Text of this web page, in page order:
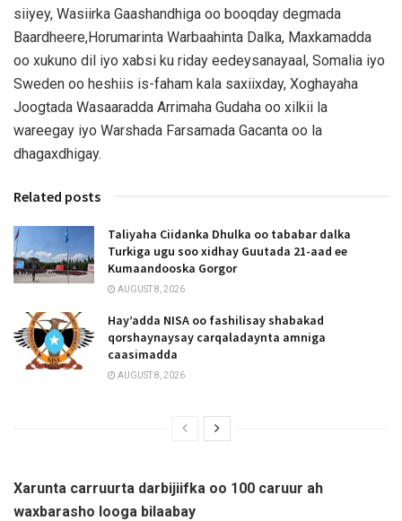
siiyey, Wasiirka Gaashandhiga oo booqday degmada
Baardheere,Horumarinta Warbaahinta Dalka, Maxkamadda
oo xukuno dil iyo xabsi ku riday eedeysanayaal, Somalia iyo
Sweden oo heshiis is-faham kala saxiixday, Xoghayaha
Joogtada Wasaaradda Arrimaha Gudaha oo xilkii la
wareegay iyo Warshada Farsamada Gacanta oo la
dhagaxdhigay.
Related posts
Taliyaha Ciidanka Dhulka oo tababar dalka
Turkiga ugu soo xidhay Guutada 21-aad ee
Kumaandooska Gorgor
AUGUST 8, 2026
Hay’adda NISA oo fashilisay shabakad
qorshaynaysay carqaladaynta amniga
caasimadda
AUGUST 8, 2026
Xarunta carruurta darbijiifka oo 100 caruur ah
waxbarasho looga bilaabay